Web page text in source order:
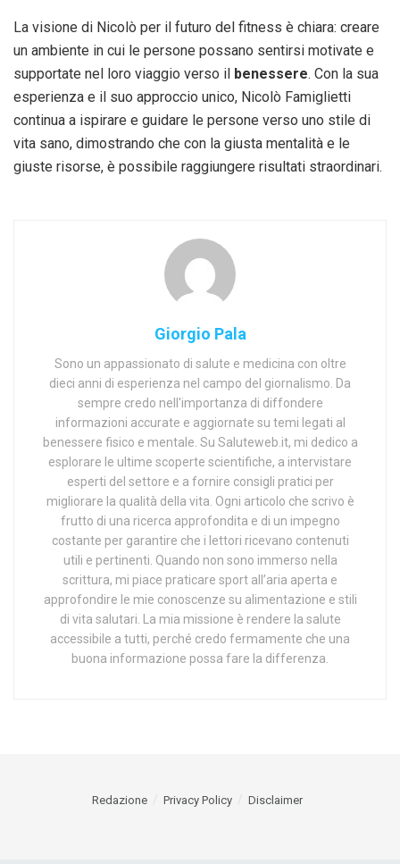
La visione di Nicolò per il futuro del fitness è chiara: creare
un ambiente in cui le persone possano sentirsi motivate e
supportate nel loro viaggio verso il benessere. Con la sua
esperienza e il suo approccio unico, Nicolò Famiglietti
continua a ispirare e guidare le persone verso uno stile di
vita sano, dimostrando che con la giusta mentalità e le
giuste risorse, è possibile raggiungere risultati straordinari.
Giorgio Pala
Sono un appassionato di salute e medicina con oltre
dieci anni di esperienza nel campo del giornalismo. Da
sempre credo nell'importanza di diffondere
informazioni accurate e aggiornate su temi legati al
benessere fisico e mentale. Su Saluteweb.it, mi dedico a
esplorare le ultime scoperte scientifiche, a intervistare
esperti del settore e a fornire consigli pratici per
migliorare la qualità della vita. Ogni articolo che scrivo è
frutto di una ricerca approfondita e di un impegno
costante per garantire che i lettori ricevano contenuti
utili e pertinenti. Quando non sono immerso nella
scrittura, mi piace praticare sport all’aria aperta e
approfondire le mie conoscenze su alimentazione e stili
di vita salutari. La mia missione è rendere la salute
accessibile a tutti, perché credo fermamente che una
buona informazione possa fare la differenza.
Redazione Privacy Policy Disclaimer